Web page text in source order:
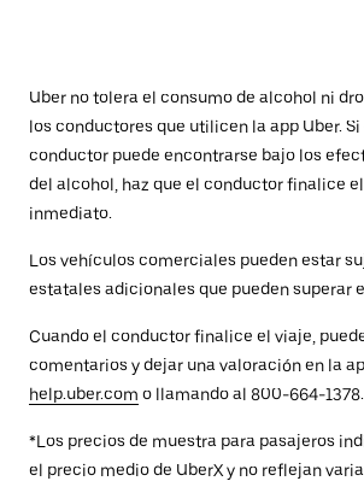
Uber no tolera el consumo de alcohol ni
los conductores que utilicen la app Uber.
conductor puede encontrarse bajo los
del alcohol, haz que el conductor finalice
inmediato.
Los vehículos comerciales pueden estar
estatales adicionales que pueden superar
Cuando el conductor finalice el viaje,
comentarios y dejar una valoración en la
help.uber.com o llamando al 800-664-1378.
*Los precios de muestra para pasajeros
el precio medio de UberX y no reflejan